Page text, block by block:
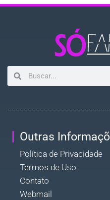
Outras
Política de Privacidade
Termos de Uso
Contato
Webmail